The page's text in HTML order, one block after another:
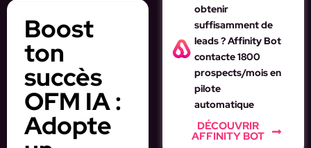
Boost
ton
succès
OFM IA :
Adopte
obtenir
suffisamment de
leads ? Affinity Bot
contacte 1800
prospects/mois en
pilote
automatique
DÉCOUVRIR
AFFINITY BOT